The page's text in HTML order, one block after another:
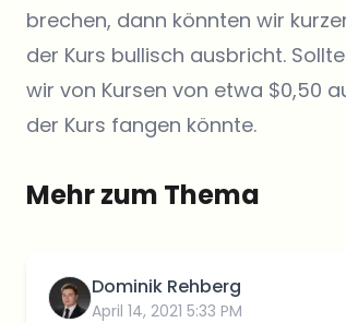
brechen, dann könnten wir
der Kurs bullisch ausbricht.
wir von Kursen von etwa $0,50
der Kurs fangen könnte.
Mehr zum Thema
Dominik Rehberg
April 14, 2021 5:33 PM